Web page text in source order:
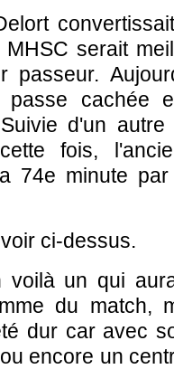
MHSC serait
passeur.
passe cachée
d'un
fois,
74e minute
ci-dessus.
voilà un qui
du match,
dur car avec
encore un